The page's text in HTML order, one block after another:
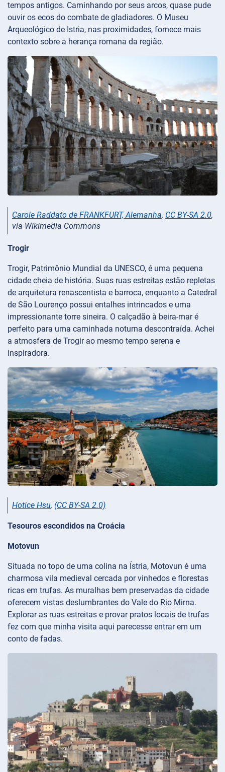
tempos antigos. Caminhando por seus arcos, quase pude
ouvir os ecos do combate de gladiadores. O Museu
Arqueológico de Istria, nas proximidades, fornece mais
contexto sobre a herança romana da região.
Carole Raddato de FRANKFURT, Alemanha, CC BY-SA 2.0,
via Wikimedia Commons
Trogir
Trogir, Patrimônio Mundial da UNESCO, é uma pequena
cidade cheia de história. Suas ruas estreitas estão repletas
de arquitetura renascentista e barroca, enquanto a Catedral
de São Lourenço possui entalhes intrincados e uma
impressionante torre sineira. O calçadão à beira-mar é
perfeito para uma caminhada noturna descontraída. Achei
a atmosfera de Trogir ao mesmo tempo serena e
inspiradora.
Hotice Hsu, (CC BY-SA 2.0)
Tesouros escondidos na Croácia
Motovun
Situada no topo de uma colina na Ístria, Motovun é uma
charmosa vila medieval cercada por vinhedos e florestas
ricas em trufas. As muralhas bem preservadas da cidade
oferecem vistas deslumbrantes do Vale do Rio Mirna.
Explorar as ruas estreitas e provar pratos locais de trufas
fez com que minha visita aqui parecesse entrar em um
conto de fadas.